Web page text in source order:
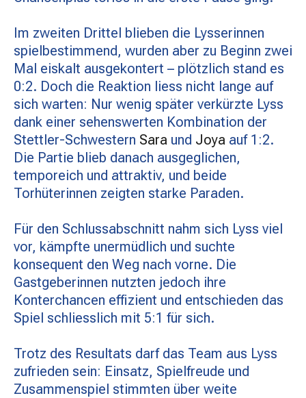
Im zweiten Drittel blieben die Lysserinnen
spielbestimmend, wurden aber zu Beginn zwei
Mal eiskalt ausgekontert – plötzlich stand es
0:2. Doch die Reaktion liess nicht lange auf
sich warten: Nur wenig später verkürzte Lyss
dank einer sehenswerten Kombination der
Stettler-Schwestern Sara und Joya auf 1:2.
Die Partie blieb danach ausgeglichen,
temporeich und attraktiv, und beide
Torhüterinnen zeigten starke Paraden.
Für den Schlussabschnitt nahm sich Lyss viel
vor, kämpfte unermüdlich und suchte
konsequent den Weg nach vorne. Die
Gastgeberinnen nutzten jedoch ihre
Konterchancen effizient und entschieden das
Spiel schliesslich mit 5:1 für sich.
Trotz des Resultats darf das Team aus Lyss
zufrieden sein: Einsatz, Spielfreude und
Zusammenspiel stimmten über weite